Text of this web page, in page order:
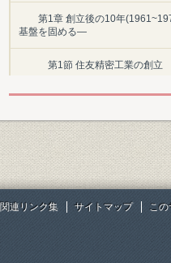
第1章 創立後の10年
基盤を固める―
第1節 住友精密工業の創立
第2節 防衛力強化と航空機
第3節 国内産業の成長と熱
第4節 油圧機器の拡販
関連リンク集 サイトマップ この